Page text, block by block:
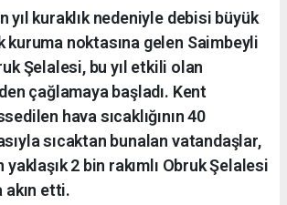
yıl kuraklık nedeniyle debisi büyük
kuruma noktasına gelen Saimbeyli
Şelalesi, bu yıl etkili olan
çağlamaya başladı. Kent
hava sıcaklığının 40
sıcaktan bunalan vatandaşlar,
2 bin rakımlı Obruk Şelalesi
akın etti.